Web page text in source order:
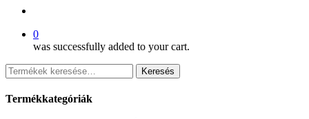
0
was successfully added to your cart.
Keresés
a
következőre:
Keresés
Termékkategóriák